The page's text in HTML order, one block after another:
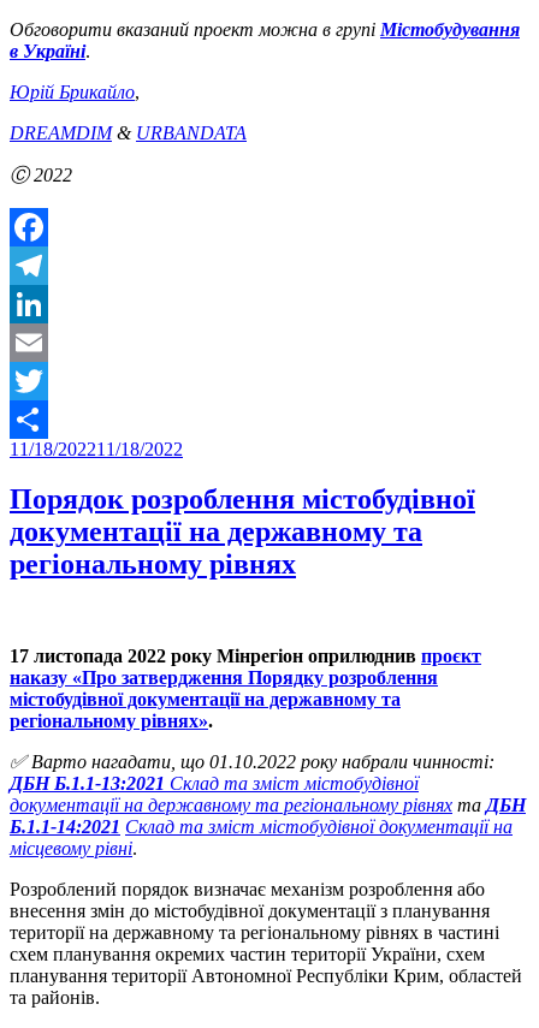
Обговорити вказаний проект можна в групі Містобудування
в Україні.
Юрій Брикайло,
DREAMDIM& URBANDATA
Ⓒ 2022
Facebook
Telegram
LinkedIn
Email
Twitter
Share
Posted
11/18/202211/18/2022
Порядок розроблення містобудівної
документації на державному та
регіональному рівнях
17 листопада 2022 року Мінрегіон оприлюднив проєкт
наказу «Про затвердження Порядку розроблення
містобудівної документації на державному та
регіональному рівнях».
✅ Варто нагадати, що 01.10.2022 року набрали чинності:
ДБН Б.1.1-13:2021 Склад та зміст містобудівної
документації на державному та регіональному рівнях та ДБН
Б.1.1-14:2021 Склад та зміст містобудівної документації на
місцевому рівні.
Розроблений порядок визначає механізм розроблення або
внесення змін до містобудівної документації з планування
території на державному та регіональному рівнях в частині
схем планування окремих частин території України, схем
планування території Автономної Республіки Крим, областей
та районів.